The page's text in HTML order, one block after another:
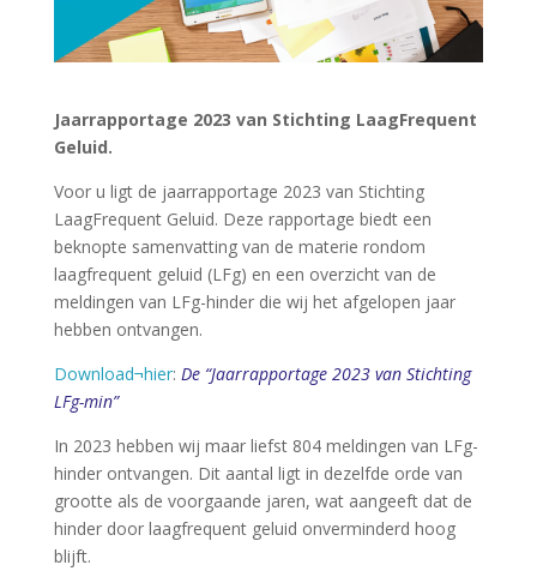
Jaarrapportage 2023 van Stichting LaagFrequent
Geluid.
Voor u ligt de jaarrapportage 2023 van Stichting
LaagFrequent Geluid. Deze rapportage biedt een
beknopte samenvatting van de materie rondom
laagfrequent geluid (LFg) en een overzicht van de
meldingen van LFg-hinder die wij het afgelopen jaar
hebben ontvangen.
Download¬hier: De “Jaarrapportage 2023 van Stichting
LFg-min”
In 2023 hebben wij maar liefst 804 meldingen van LFg-
hinder ontvangen. Dit aantal ligt in dezelfde orde van
grootte als de voorgaande jaren, wat aangeeft dat de
hinder door laagfrequent geluid onverminderd hoog
blijft.